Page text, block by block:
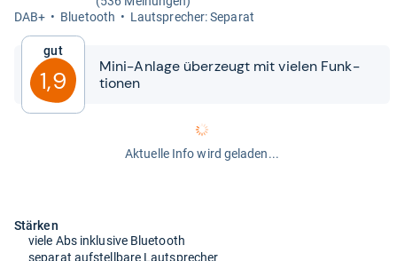
DAB+
Blue­tooth Laut­spre­cher: Sepa­rat
Gut
1,9
Mini-​​Anlage über­zeugt mit vie­len Funk­
tio­nen
Aktuelle Info wird geladen...
Stärken
viele Abs inklusive Bluetooth
separat aufstellbare Lautsprecher